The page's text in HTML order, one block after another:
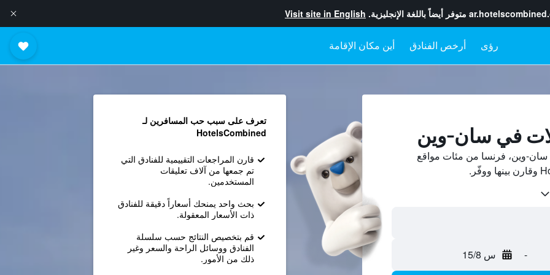
متوفر أيضاً باللغة الإنجليزية. Visit site in English
رؤى أرخص الفنادق أين مكان الإقامة
في سان-وين
وين، فرنسا من مئات مواقع
- س 15/8
تعرف على سبب حب المسافرين لـ
HotelsCombined
قارن المراجعات التقييمية للفنادق التي
تم جمعها من آلاف تعليقات
المستخدمين.
بحث واحد يمنحك أسعاراً دقيقة للفنادق
ذات الأسعار المعقولة.
قم بتخصيص النتائج حسب سلسلة
الفنادق ووسائل الراحة والسعر وغير
ذلك من الأمور.